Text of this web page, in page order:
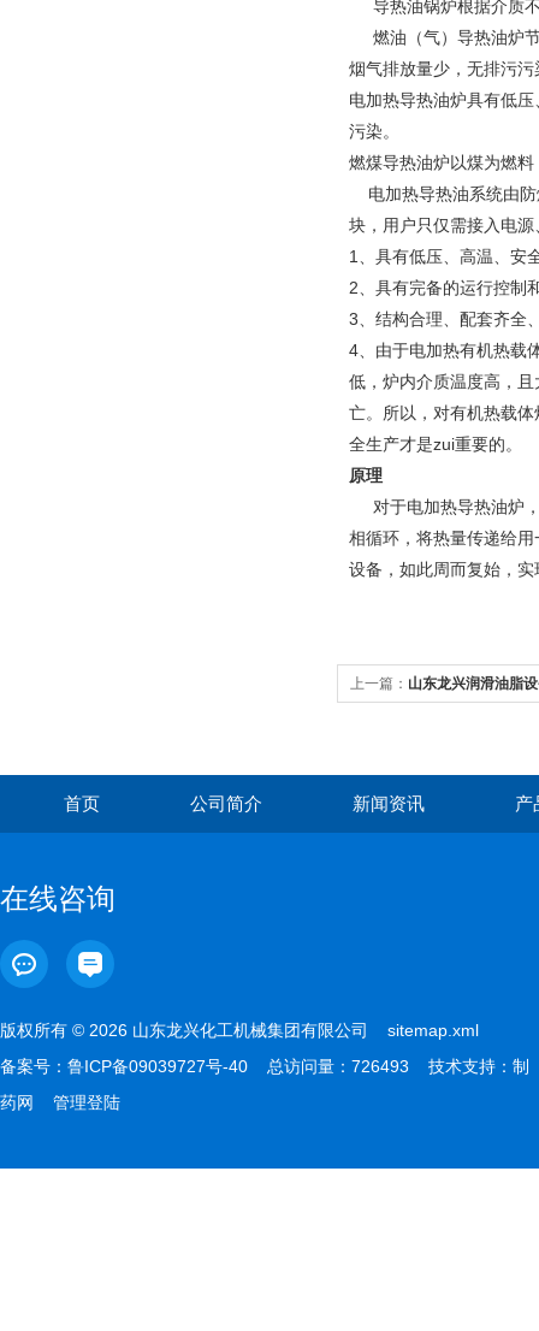
导热油锅炉根据介质不
燃油（气）导热油炉
烟气排放量少，无排污
电加热导热油炉具有低
污染。
燃煤导热油炉以煤为燃
电加热导热油系统由防
块，用户只仅需接入电
1、具有低压、高温、安
2、具有完备的运行控制
3、结构合理、配套齐全
4、由于电加热有机热载
低，炉内介质温度高，
亡。所以，对有机热载
全生产才是zui重要的。
原理
对于电加热导热油炉
相循环，将热量传递给
设备，如此周而复始，
上一篇： 山东龙兴润滑油脂
首页 公司简介 新闻资讯 产
在线咨询
版权所有 © 2026 山东龙兴化工机械集团有限公司 sitemap.xml
备案号： 鲁ICP备09039727号-40 总访问量：726493 技术支持： 制
药网
管理登陆